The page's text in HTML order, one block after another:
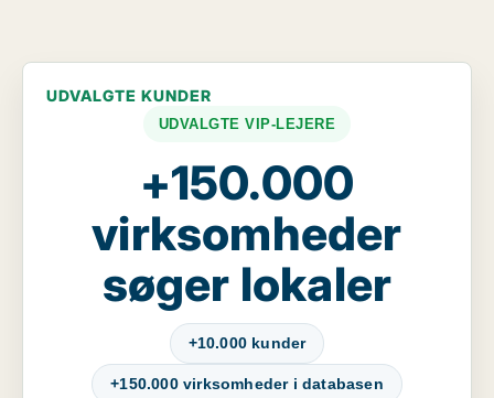
UDVALGTE KUNDER
UDVALGTE VIP-LEJERE
+150.000
virksomheder
søger lokaler
+10.000 kunder
+150.000 virksomheder i databasen